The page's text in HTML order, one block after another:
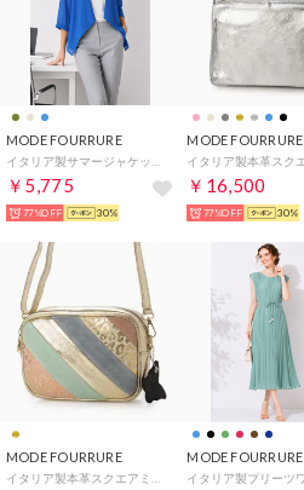
MODE FOURRURE
￥5,775
77%OFF 30%
MODE FOURRURE
￥16,500
77%OFF 30%
MODE FOURRURE MODE FOURRURE